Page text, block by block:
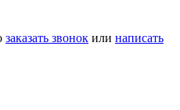
заказать звонок или написать